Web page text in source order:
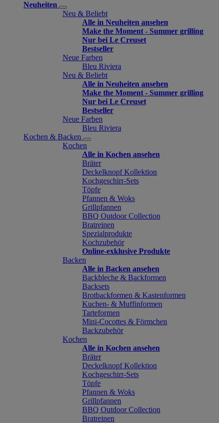
Neuheiten
Neu & Beliebt
Alle in Neuheiten ansehen
Make the Moment - Summer grilling
Nur bei Le Creuset
Bestseller
Neue Farben
Bleu Riviera
Neu & Beliebt
Alle in Neuheiten ansehen
Make the Moment - Summer grilling
Nur bei Le Creuset
Bestseller
Neue Farben
Bleu Riviera
Kochen & Backen
Kochen
Alle in Kochen ansehen
Bräter
Deckelknopf Kollektion
Kochgeschirr-Sets
Töpfe
Pfannen & Woks
Grillpfannen
BBQ Outdoor Collection
Bratreinen
Spezialprodukte
Kochzubehör
Online-exklusive Produkte
Backen
Alle in Backen ansehen
Backbleche & Backformen
Backsets
Brotbackformen & Kastenformen
Kuchen- & Muffinformen
Tarteformen
Mini-Cocottes & Förmchen
Backzubehör
Kochen
Alle in Kochen ansehen
Bräter
Deckelknopf Kollektion
Kochgeschirr-Sets
Töpfe
Pfannen & Woks
Grillpfannen
BBQ Outdoor Collection
Bratreinen